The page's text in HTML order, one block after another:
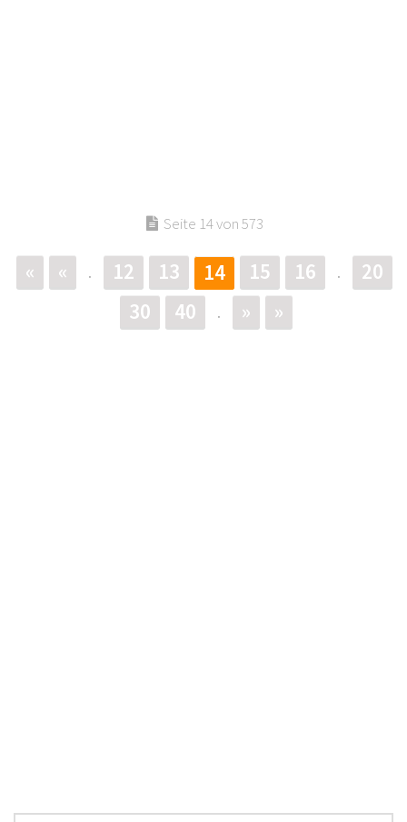
Seite 14 von 573
« « . 12 13 14 15 16 .
20
30
40 . » »